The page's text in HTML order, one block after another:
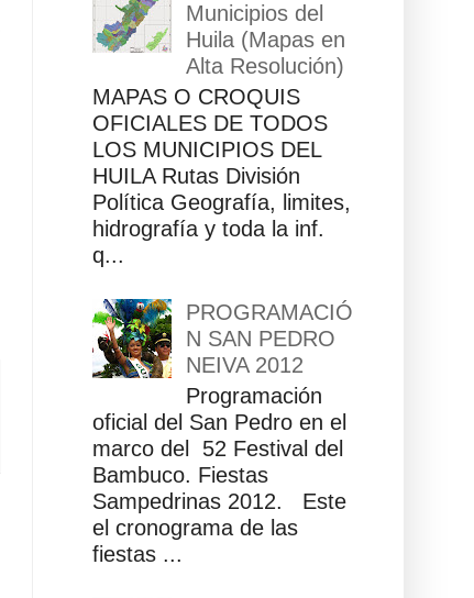
Municipios del
Huila (Mapas en
Alta Resolución)
MAPAS O CROQUIS
OFICIALES DE TODOS
LOS MUNICIPIOS DEL
HUILA Rutas División
Política Geografía, limites,
hidrografía y toda la inf.
q...
PROGRAMACIÓ
N SAN PEDRO
NEIVA 2012
Programación
oficial del San Pedro en el
marco del 52 Festival del
Bambuco. Fiestas
Sampedrinas 2012. Este
el cronograma de las
fiestas ...